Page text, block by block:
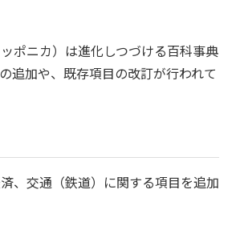
ポニカ）は進化しつづける百科事典
追加や、既存項目の改訂が行われて
、交通（鉄道）に関する項目を追加